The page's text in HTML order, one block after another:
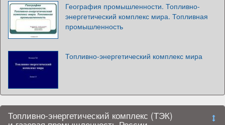
География промышленности. Топливно-
энергетический комплекс мира. Топливная
промышленность
Топливно-энергетический комплекс мира
Топливно-энергетический комплекс (ТЭК)